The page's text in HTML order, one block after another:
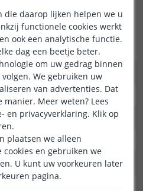
dit product.
802.11 b/g/n, Bluetooth 4.2
x 38 x 17 mm
DC
die daarop lijken helpen we u
functionele cookies werkt
ook een analytische functie.
dag een beetje beter.
om uw gedrag binnen
We gebruiken uw
van advertenties. Dat
manier. Meer weten? Lees
en privacyverklaring. Klik op
plaatsen we alleen
en gebruiken we
U kunt uw voorkeuren later
pagina.